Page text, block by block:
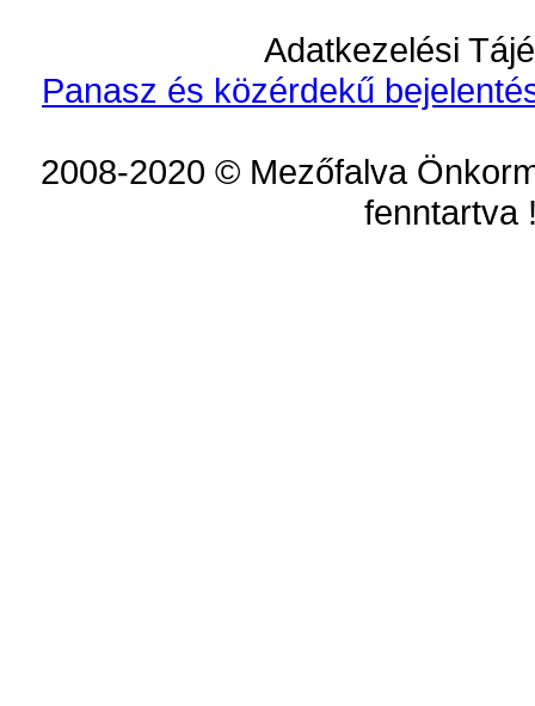
Adatkezelési
Panasz és közérdekű
2008-2020 © Mezőfalva
fenntartva